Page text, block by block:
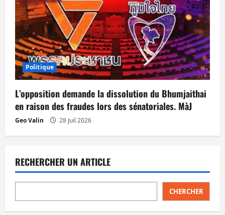
Politique
L’opposition demande la dissolution du Bhumjaithai
en raison des fraudes lors des sénatoriales. MàJ
Geo Valin 28 Juil 2026
RECHERCHER UN ARTICLE
CHERCHER